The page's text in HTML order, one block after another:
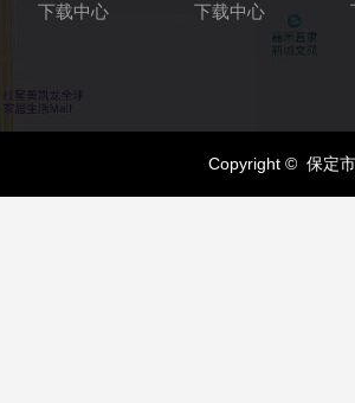
下载中心
下载中心
Copyright © 保定